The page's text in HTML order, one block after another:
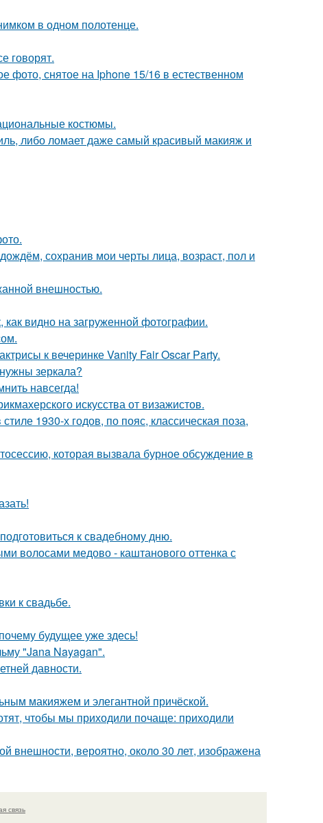
в одном полотенце.
говорят.
фото, снятое на Iphone 15/16 в естественном
костюмы.
либо ломает даже самый красивый макияж и
сохранив мои черты лица, возраст, пол и
внешностью.
видно на загруженной фотографии.
к вечеринке Vanity Fair Oscar Party.
зеркала?
навсегда!
искусства от визажистов.
1930-х годов, по пояс, классическая поза,
которая вызвала бурное обсуждение в
к свадебному дню.
волосами медово - каштанового оттенка с
к свадьбе.
будущее уже здесь!
"Jana Nayagan".
давности.
макияжем и элегантной причёской.
чтобы мы приходили почаще: приходили
внешности, вероятно, около 30 лет, изображена
связь